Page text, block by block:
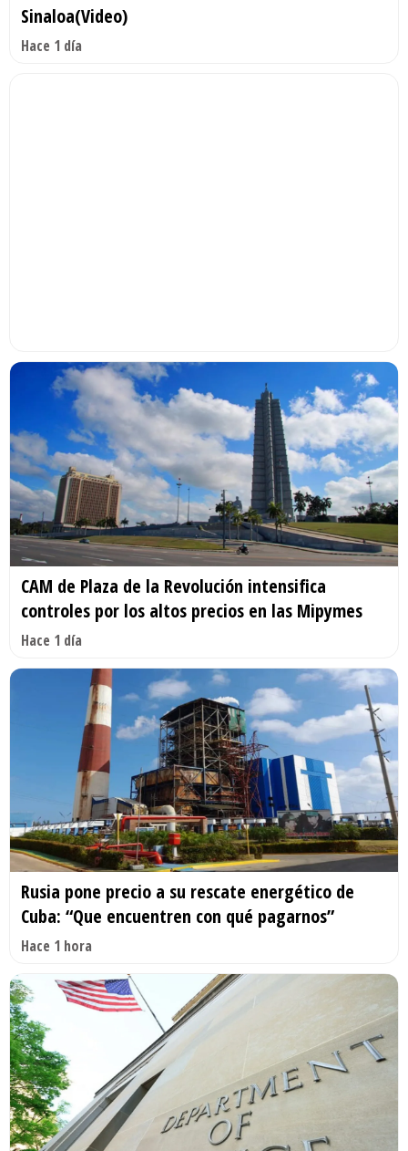
Sinaloa(Video)
Hace 1 día
CAM de Plaza de la Revolución intensifica
controles por los altos precios en las Mipymes
Hace 1 día
Rusia pone precio a su rescate energético de
Cuba: “Que encuentren con qué pagarnos”
Hace 1 hora